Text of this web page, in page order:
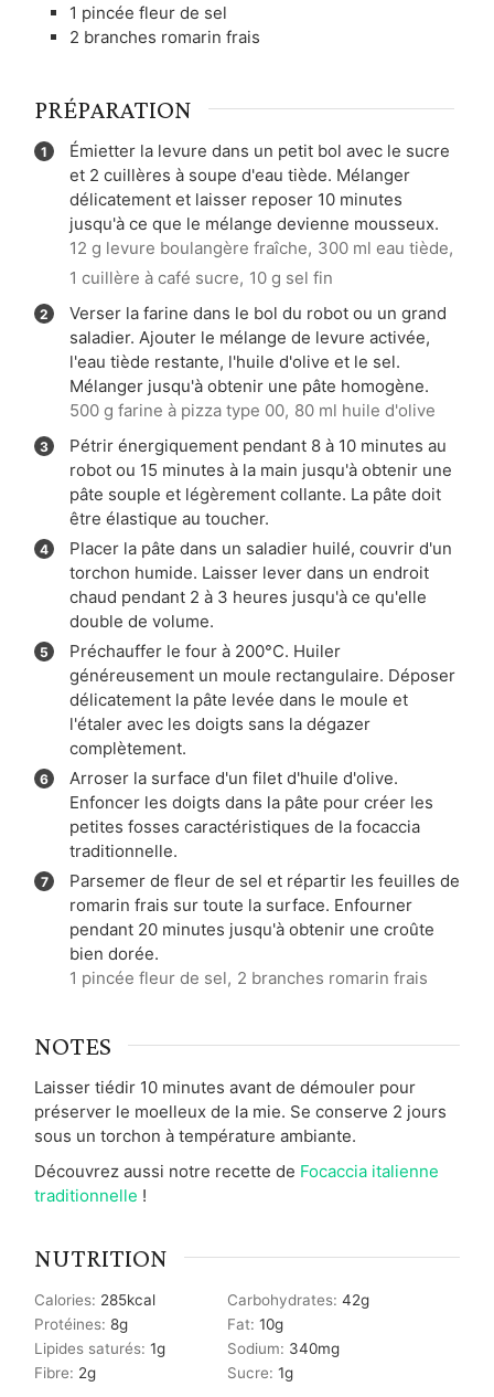
1 pincée fleur de sel
2 branches romarin frais
PRÉPARATION
Émietter la levure dans un petit bol avec le sucre
et 2 cuillères à soupe d'eau tiède. Mélanger
délicatement et laisser reposer 10 minutes
jusqu'à ce que le mélange devienne mousseux.
12 g levure boulangère fraîche, 300 ml eau tiède,
1 cuillère à café sucre, 10 g sel fin
Verser la farine dans le bol du robot ou un grand
saladier. Ajouter le mélange de levure activée,
l'eau tiède restante, l'huile d'olive et le sel.
Mélanger jusqu'à obtenir une pâte homogène.
500 g farine à pizza type 00, 80 ml huile d'olive
Pétrir énergiquement pendant 8 à 10 minutes au
robot ou 15 minutes à la main jusqu'à obtenir une
pâte souple et légèrement collante. La pâte doit
être élastique au toucher.
Placer la pâte dans un saladier huilé, couvrir d'un
torchon humide. Laisser lever dans un endroit
chaud pendant 2 à 3 heures jusqu'à ce qu'elle
double de volume.
Préchauffer le four à 200°C. Huiler
généreusement un moule rectangulaire. Déposer
délicatement la pâte levée dans le moule et
l'étaler avec les doigts sans la dégazer
complètement.
Arroser la surface d'un filet d'huile d'olive.
Enfoncer les doigts dans la pâte pour créer les
petites fosses caractéristiques de la focaccia
traditionnelle.
Parsemer de fleur de sel et répartir les feuilles de
romarin frais sur toute la surface. Enfourner
pendant 20 minutes jusqu'à obtenir une croûte
bien dorée.
1 pincée fleur de sel, 2 branches romarin frais
NOTES
Laisser tiédir 10 minutes avant de démouler pour
préserver le moelleux de la mie. Se conserve 2 jours
sous un torchon à température ambiante.
Découvrez aussi notre recette de Focaccia italienne
traditionnelle !
NUTRITION
Calories: 285kcal Carbohydrates: 42g
Protéines: 8g Fat: 10g
Lipides saturés: 1g Sodium: 340mg
Fibre: 2g Sucre: 1g